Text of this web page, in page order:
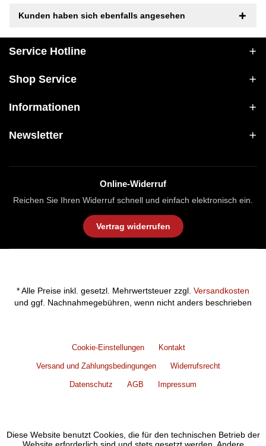
Kunden haben sich ebenfalls angesehen
Service Hotline
Shop Service
Informationen
Newsletter
Online-Widerruf
Reichen Sie Ihren Widerruf schnell und einfach elektronisch ein.
Vertrag widerrufen
* Alle Preise inkl. gesetzl. Mehrwertsteuer zzgl. Versandkosten
und ggf. Nachnahmegebühren, wenn nicht anders beschrieben
Cookie-Einstellungen Kontakt
Versand und Zahlungsbedingungen Widerrufsrecht
Datenschutz AGB Impressum
Diese Website benutzt Cookies, die für den technischen Betrieb der